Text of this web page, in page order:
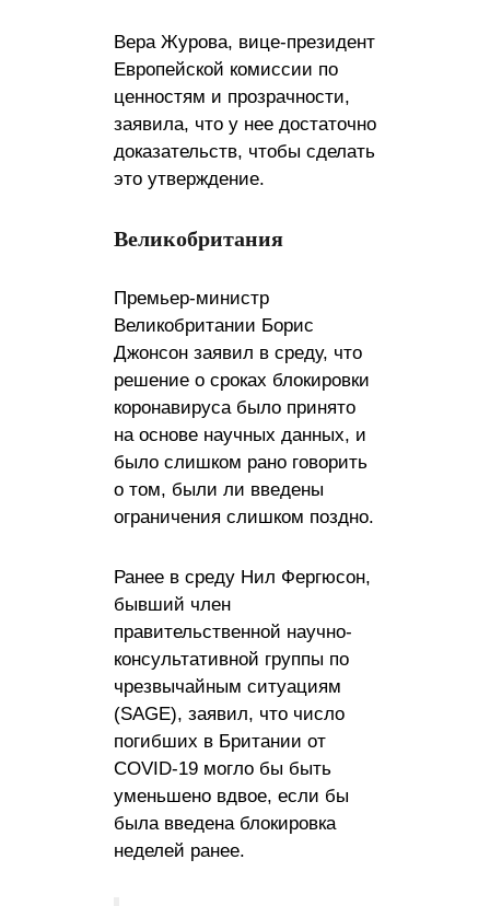
Вера Журова, вице-президент
Европейской комиссии по
ценностям и прозрачности,
заявила, что у нее достаточно
доказательств, чтобы сделать
это утверждение.
Великобритания
Премьер-министр
Великобритании Борис
Джонсон заявил в среду, что
решение о сроках блокировки
коронавируса было принято
на основе научных данных, и
было слишком рано говорить
о том, были ли введены
ограничения слишком поздно.
Ранее в среду Нил Фергюсон,
бывший член
правительственной научно-
консультативной группы по
чрезвычайным ситуациям
(SAGE), заявил, что число
погибших в Британии от
COVID-19 могло бы быть
уменьшено вдвое, если бы
была введена блокировка
неделей ранее.